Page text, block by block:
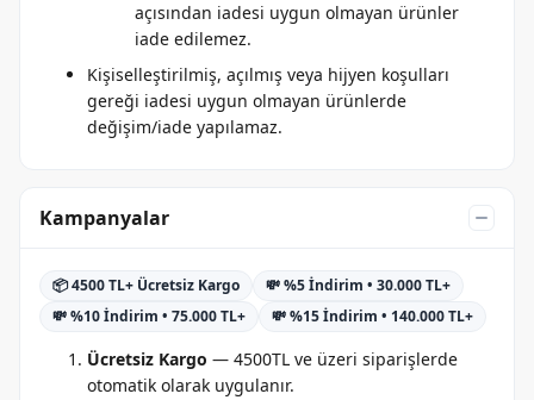
açısından iadesi uygun olmayan ürünler
iade edilemez.
Kişiselleştirilmiş, açılmış veya hijyen koşulları
gereği iadesi uygun olmayan ürünlerde
değişim/iade yapılamaz.
Kampanyalar
📦 4500 TL+ Ücretsiz Kargo
💸 %5 İndirim • 30.000 TL+
💸 %10 İndirim • 75.000 TL+
💸 %15 İndirim • 140.000 TL+
Ücretsiz Kargo — 4500TL ve üzeri siparişlerde
otomatik olarak uygulanır.